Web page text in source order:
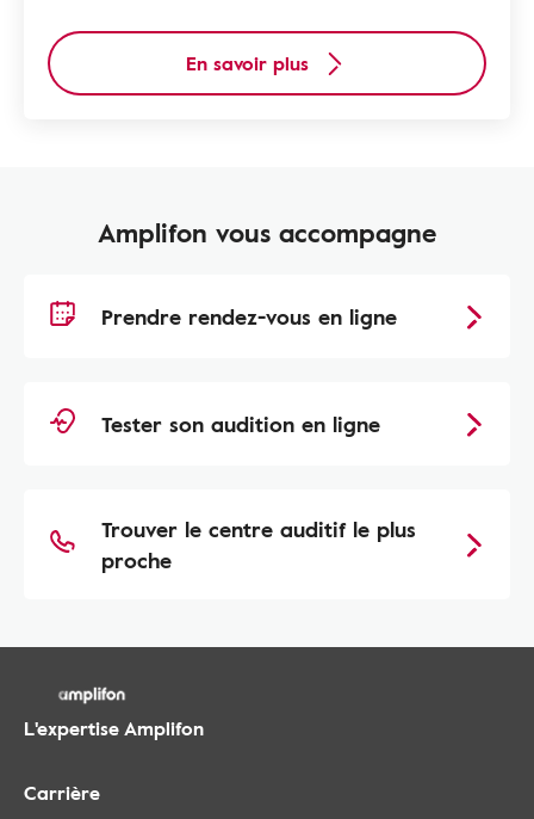
En savoir plus
Amplifon vous accompagne
Prendre rendez-vous en ligne
Tester son audition en ligne
Trouver le centre auditif le plus
proche
L'expertise Amplifon
Carrière